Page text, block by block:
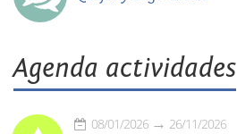
Agenda actividades
08/01/2026 26/11/2026